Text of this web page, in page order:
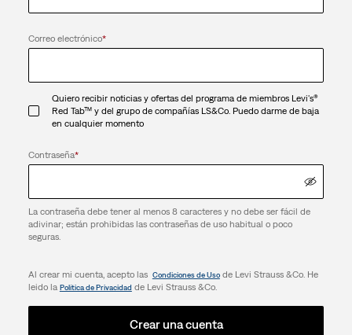
Correo electrónico*
Quiero recibir noticias y ofertas del programa de miembros Levi's®
Red Tab™ y del grupo de compañías LS&Co. Puedo darme de baja
en cualquier momento
Contraseña*
La contraseña debe tener al menos 8 caracteres y no debe ser fácil de
adivinar; están prohibidas las contraseñas de uso habitual o poco
seguras.
Al crear mi cuenta, acepto las Condiciones de Usode Levi Strauss &Co. He
leido la Política de Privacidad de Levi Strauss &Co.
Crear una cuenta